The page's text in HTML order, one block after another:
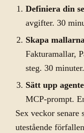
Definiera din
avgifter. 30
Skapa
Fakturamallar,
steg. 30 minuter.
Sätt upp
MCP-prompt.
Sex veckor senare
utestående